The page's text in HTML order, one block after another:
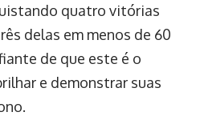
quatro vitórias
delas em menos de 60
de que este é o
e demonstrar suas